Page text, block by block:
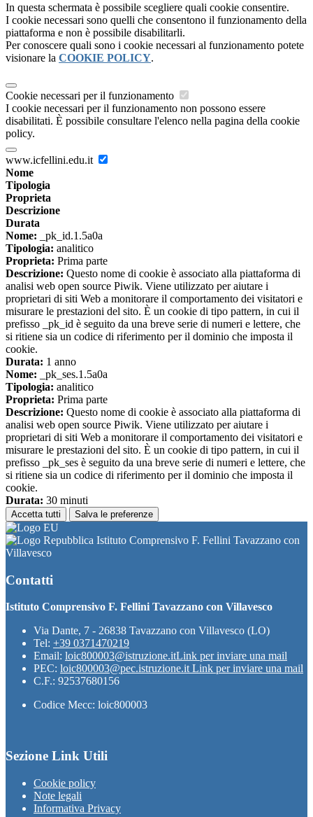
In questa schermata è possibile scegliere quali cookie consentire.
I cookie necessari sono quelli che consentono il funzionamento della
piattaforma e non è possibile disabilitarli.
Per conoscere quali sono i cookie necessari al funzionamento potete
visionare la COOKIE POLICY.
Cookie necessari per il funzionamento
I cookie necessari per il funzionamento non possono essere
disabilitati. È possibile consultare l'elenco nella pagina della cookie
policy.
www.icfellini.edu.it
Nome
Tipologia
Proprieta
Descrizione
Durata
Nome: _pk_id.1.5a0a
Tipologia: analitico
Proprieta: Prima parte
Descrizione: Questo nome di cookie è associato alla piattaforma di
analisi web open source Piwik. Viene utilizzato per aiutare i
proprietari di siti Web a monitorare il comportamento dei visitatori e
misurare le prestazioni del sito. È un cookie di tipo pattern, in cui il
prefisso _pk_id è seguito da una breve serie di numeri e lettere, che
si ritiene sia un codice di riferimento per il dominio che imposta il
cookie.
Durata: 1 anno
Nome: _pk_ses.1.5a0a
Tipologia: analitico
Proprieta: Prima parte
Descrizione: Questo nome di cookie è associato alla piattaforma di
analisi web open source Piwik. Viene utilizzato per aiutare i
proprietari di siti Web a monitorare il comportamento dei visitatori e
misurare le prestazioni del sito. È un cookie di tipo pattern, in cui il
prefisso _pk_ses è seguito da una breve serie di numeri e lettere, che
si ritiene sia un codice di riferimento per il dominio che imposta il
cookie.
Durata: 30 minuti
Accetta tutti Salva le preferenze
Istituto Comprensivo F. Fellini Tavazzano con
Villavesco
Contatti
Istituto Comprensivo F. Fellini Tavazzano con Villavesco
Via Dante, 7 - 26838 Tavazzano con Villavesco (LO)
Tel: +39 0371470219
Email: loic800003@istruzione.itLink per inviare una mail
PEC: loic800003@pec.istruzione.it Link per inviare una mail
C.F.: 92537680156
Codice Mecc: loic800003
Sezione Link Utili
Cookie policy
Note legali
Informativa Privacy